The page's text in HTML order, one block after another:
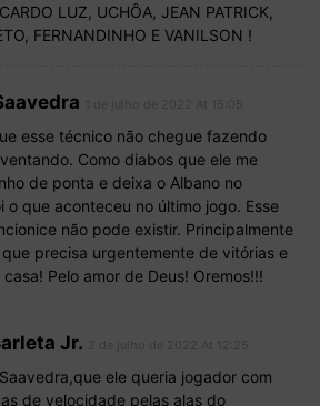
LUZ, UCHÔA, JEAN PATRICK,
FERNANDINHO E VANILSON !
esse técnico não chegue fazendo
Como diabos que ele me
de ponta e deixa o Albano no
o que aconteceu no último jogo. Esse
não pode existir. Principalmente
precisa urgentemente de vitórias e
Pelo amor de Deus! Oremos!!!
Jr.
ele queria jogador com
de velocidade pelas alas do